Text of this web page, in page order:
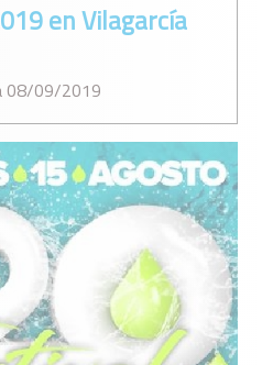
en Vilagarcía
08/09/2019